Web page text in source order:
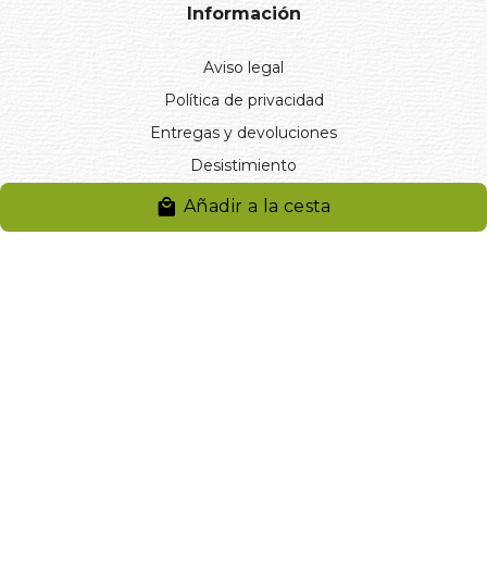
Añadir a la cesta
Información
Aviso legal
Política de privacidad
Entregas y devoluciones
Desistimiento
Desistimiento de compra
Reclamaciones